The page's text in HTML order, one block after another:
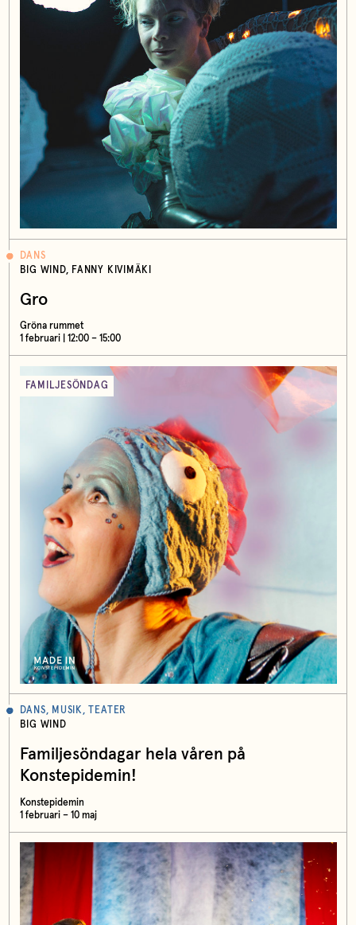
DANS
BIG WIND, FANNY KIVIMÄKI
Gro
Gröna rummet
1 februari | 12:00 – 15:00
FAMILJESÖNDAG
DANS, MUSIK, TEATER
BIG WIND
Familjesöndagar hela våren på
Konstepidemin!
Konstepidemin
1 februari – 10 maj